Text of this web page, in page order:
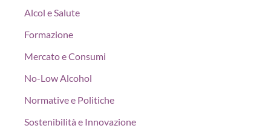
Alcol e Salute
Formazione
Mercato e Consumi
No-Low Alcohol
Normative e Politiche
Sostenibilità e Innovazione